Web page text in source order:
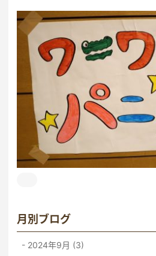
月別ブログ
2024年9月 (3)